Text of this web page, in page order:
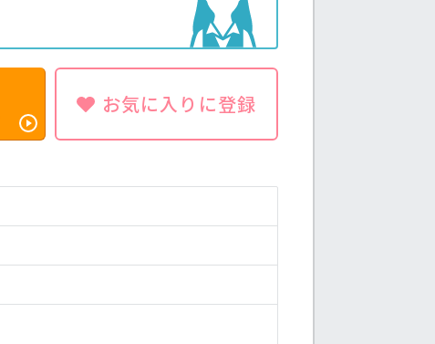
お気に入りに登録